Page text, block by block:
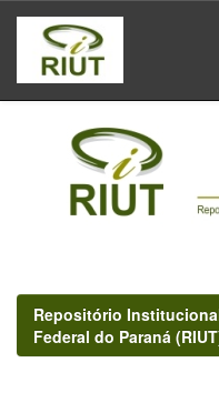
Skip
navigation
Repositório
Federal do Paraná